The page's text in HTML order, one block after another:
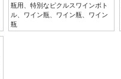
瓶用、特別なピクルスワインボト
ル、ワイン瓶、ワイン瓶、ワイン
瓶